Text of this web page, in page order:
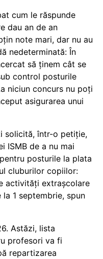
cum le răspunde
dau an de an
note mari, dar nu au
nedeterminată: În
să ținem cât se
control posturile
niciun concurs nu poți
asigurarea unui
solicită, într-o petiție,
ISMB de a nu mai
posturile la plata
cluburilor copiilor:
activități extrașcolare
1 septembrie, spun
Astăzi, lista
profesori va fi
repartizarea